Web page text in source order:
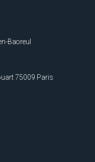
Baoreul
75009 Paris